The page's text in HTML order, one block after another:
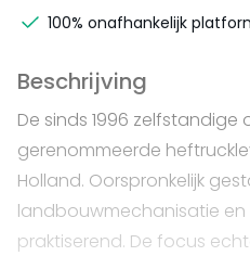
100% onafhankelijk
Beschrijving
De sinds 1996 zelfstandige
gerenommeerde
Holland. Oorspronkelijk
landbouwmechanisatie
praktiserend. De focus